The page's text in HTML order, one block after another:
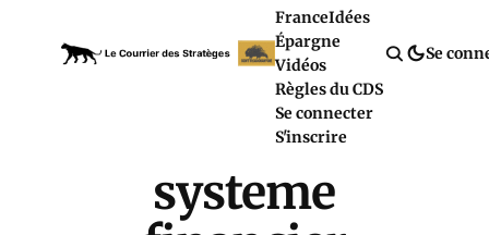
FranceIdées
Épargne
Vidéos
Règles du CDS
Se connecter
S'inscrire
Se
systeme